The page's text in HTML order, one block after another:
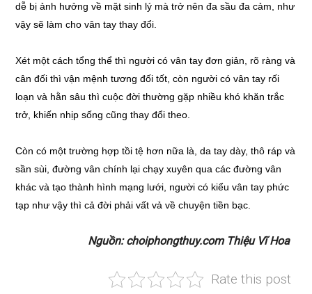
dễ bị ảnh hưởng về mặt sinh lý mà trở nên đa sầu đa cảm, như
vậy sẽ làm cho vân tay thay đổi.
Xét một cách tổng thể thì người có vân tay đơn giản, rõ ràng và
cân đối thì vận mệnh tương đối tốt, còn người có vân tay rối
loạn và hằn sâu thì cuộc đời thường gặp nhiều khó khăn trắc
trở, khiến nhịp sống cũng thay đổi theo.
Còn có một trường hợp tồi tệ hơn nữa là, da tay dày, thô ráp và
sần sùi, đường vân chính lại chạy xuyên qua các đường vân
khác và tạo thành hình mạng lưới, người có kiểu vân tay phức
tạp như vậy thì cả đời phải vất vả về chuyện tiền bạc.
Nguồn: choiphongthuy.com Thiệu Vĩ Hoa
Rate this post